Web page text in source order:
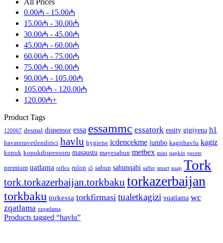
0.00₼ - 15.00₼
15.00₼ - 30.00₼
30.00₼ - 45.00₼
45.00₼ - 60.00₼
60.00₼ - 75.00₼
75.00₼ - 90.00₼
90.00₼ - 105.00₼
105.00₼ - 120.00₼
120.00₼+
Product Tags
120067 desmal dispensor essa essammc essatork essity gigiyena h1
havateravetlendirici havlu hygiene icdencekme jumbo kagithavlu kagiz
kopuk kopukdispensoru masaustu mayesabun metbex mini napkin pecete
premium qatlama reflex rulon s5 sabun sabunqabi salfet smart soap Tork
tork.torkazerbaijan.torkbaku torkazerbaijan
torkbaku torkessa torkfirmasi tualetkagizi vqatlama wc
zqatlama zzqatlama
Products tagged “havlu”